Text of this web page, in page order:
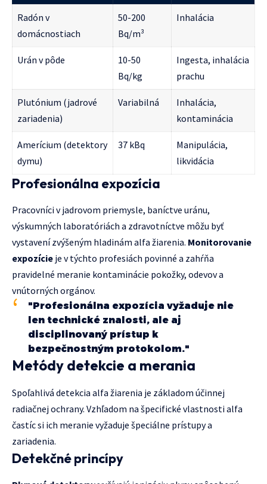
Radón v
domácnostiach
50-200
Bq/m³
Inhalácia
Urán v pôde
10-50
Bq/kg
Ingesta, inhalácia
prachu
Plutónium (jadrové
zariadenia)
Variabilná
Inhalácia,
kontaminácia
Amerícium (detektory
dymu)
37 kBq
Manipulácia,
likvidácia
Profesionálna expozícia
Pracovníci v jadrovom priemysle, baníctve uránu,
výskumných laboratóriách a zdravotníctve môžu byť
vystavení zvýšeným hladinám alfa žiarenia. Monitorovanie
expozície je v týchto profesiách povinné a zahŕňa
pravidelné meranie kontaminácie pokožky, odevov a
vnútorných orgánov.
"Profesionálna expozícia vyžaduje nie
len technické znalosti, ale aj
disciplinovaný prístup k
bezpečnostným protokolom."
Metódy detekcie a merania
Spoľahlivá detekcia alfa žiarenia je základom účinnej
radiačnej ochrany. Vzhľadom na špecifické vlastnosti alfa
častíc si ich meranie vyžaduje špeciálne prístupy a
zariadenia.
Detekčné princípy